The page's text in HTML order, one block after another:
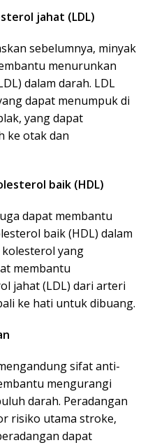
jahat (LDL)
sebelumnya, minyak
menurunkan
dalam darah. LDL
dapat menumpuk di
yang dapat
ke otak dan
baik (HDL)
dapat membantu
baik (HDL) dalam
kolesterol yang
membantu
jahat (LDL) dari arteri
ke hati untuk dibuang.
sifat anti-
mengurangi
darah. Peradangan
risiko utama stroke,
dapat